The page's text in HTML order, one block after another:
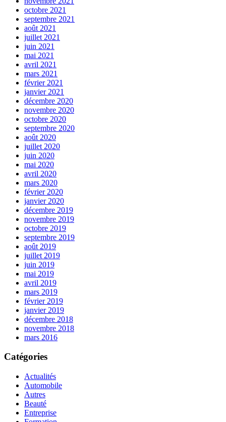
octobre 2021
septembre 2021
août 2021
juillet 2021
juin 2021
mai 2021
avril 2021
mars 2021
février 2021
janvier 2021
décembre 2020
novembre 2020
octobre 2020
septembre 2020
août 2020
juillet 2020
juin 2020
mai 2020
avril 2020
mars 2020
février 2020
janvier 2020
décembre 2019
novembre 2019
octobre 2019
septembre 2019
août 2019
juillet 2019
juin 2019
mai 2019
avril 2019
mars 2019
février 2019
janvier 2019
décembre 2018
novembre 2018
mars 2016
Catégories
Actualités
Automobile
Autres
Beauté
Entreprise